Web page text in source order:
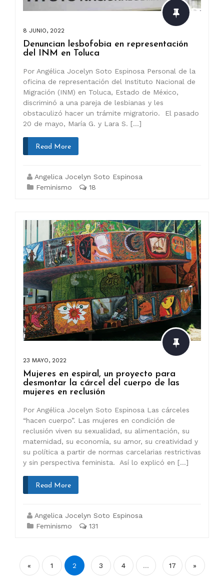
8 JUNIO, 2022
Denuncian lesbofobia en representación
del INM en Toluca
Por Angélica Jocelyn Soto Espinosa Personal de la
oficina de representación del Instituto Nacional de
Migración (INM) en Toluca, Estado de México,
discriminó a una pareja de lesbianas y les
obstaculizó hacer un trámite migratorio. El pasado
20 de mayo, María G. y Lara S. […]
Read More
Angelica Jocelyn Soto Espinosa
Feminismo
18
23 MAYO, 2022
Mujeres en espiral, un proyecto para
desmontar la cárcel del cuerpo de las
mujeres en reclusión
Por Angélica Jocelyn Soto Espinosa Las cárceles
“hacen cuerpo”. Las mujeres en condición de
reclusión viven su sexualidad, su alimentación, su
maternidad, su economía, su amor, su creatividad y
su política a partir de normas carcelarias restrictivas
y sin perspectiva feminista. Así lo explicó en […]
Read More
Angelica Jocelyn Soto Espinosa
Feminismo
131
Paginación
de
« 1 2 3 4 … 17 »